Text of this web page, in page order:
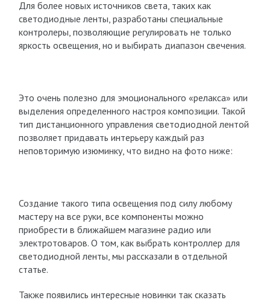
Для более новых источников света, таких как
светодиодные ленты, разработаны специальные
контролеры, позволяющие регулировать не только
яркость освещения, но и выбирать диапазон свечения.
Это очень полезно для эмоционального «релакса» или
выделения определенного настроя композиции. Такой
тип дистанционного управления светодиодной лентой
позволяет придавать интерьеру каждый раз
неповторимую изюминку, что видно на фото ниже:
Создание такого типа освещения под силу любому
мастеру на все руки, все компоненты можно
приобрести в ближайшем магазине радио или
электротоваров. О том, как выбрать контроллер для
светодиодной ленты, мы рассказали в отдельной
статье.
Также появились интересные новинки так сказать